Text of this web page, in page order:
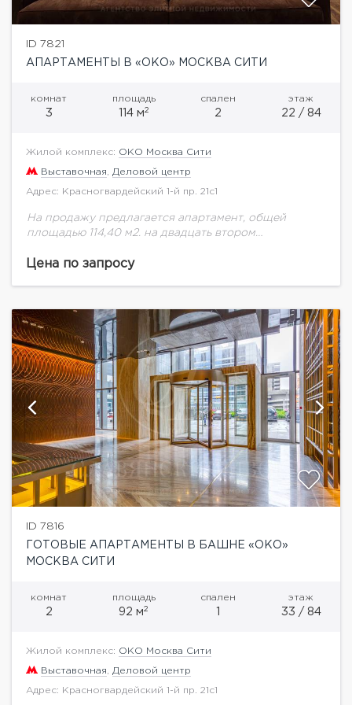
ID 7821
АПАРТАМЕНТЫ В «ОКО» МОСКВА СИТИ
комнат
3
площадь
114 м2
спален
2
этаж
22 / 84
Жилой комплекс: ОКО Москва Сити
Выставочная Деловой центр
Адрес: Красногвардейский 1-й пр. 21с1
На продажу предлагается апартамент, общей
площадью 114,40 м2. на двадцать втором
Кол-во с/у: 2- Кол-во гардеробных: 2- Парковка:
Цена по запросу
ID 7816
ГОТОВЫЕ АПАРТАМЕНТЫ В БАШНЕ «ОКО»
МОСКВА СИТИ
комнат
2
площадь
92 м2
спален
1
этаж
33 / 84
Жилой комплекс: ОКО Москва Сити
Выставочная Деловой центр
Адрес: Красногвардейский 1-й пр. 21с1